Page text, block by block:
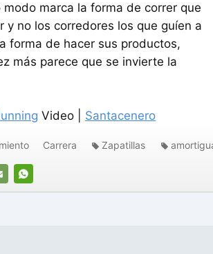
marca la forma de correr que
y no los corredores los que guíen a
forma de hacer sus productos,
más parece que se invierte la
Video | Santacenero
WHATSAPP
Carrera Zapatillas